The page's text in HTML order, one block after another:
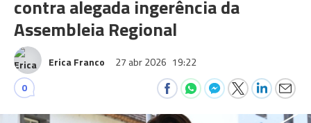
contra alegada ingerência da
Assembleia Regional
Erica Franco 27 abr 2026 19:22
0